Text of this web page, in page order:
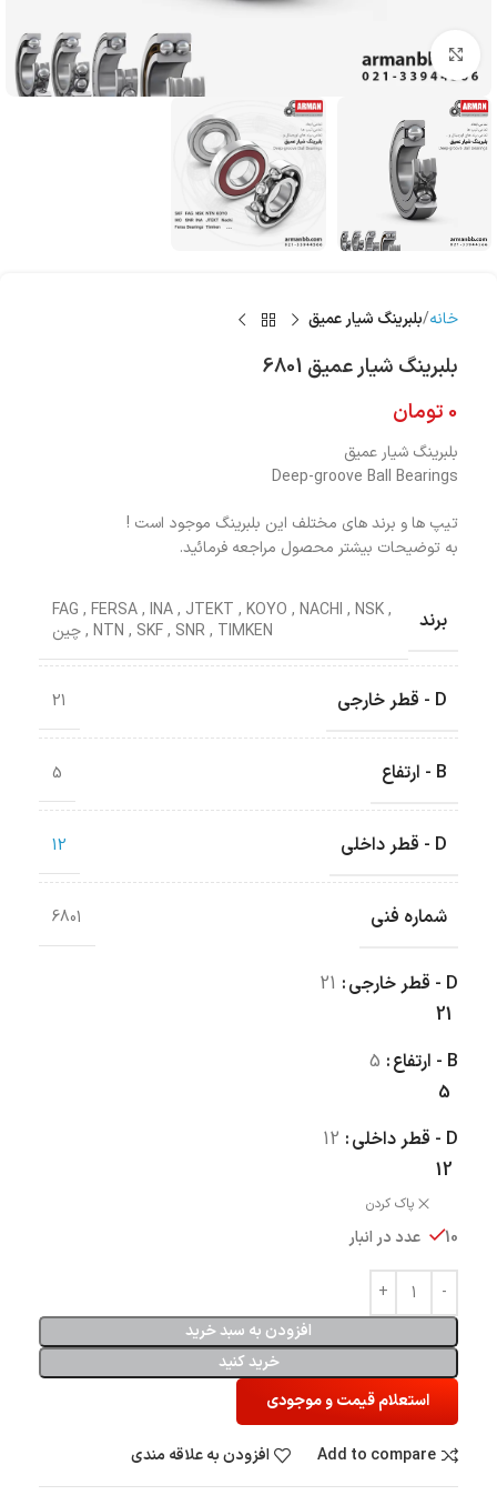
بزرگنمایی تصویر
خانه بلبرینگ شیار عمیق
بلبرینگ شیار عمیق 6801
0 تومان
بلبرینگ شیار عمیق
Deep-groove Ball Bearings
تیپ ها و برند های مختلف این بلبرینگ موجود است !
به توضیحات بیشتر محصول مراجعه فرمائید.
برند FAG , FERSA, INA, JTEKT , KOYO , NACHI , NSK,
NTN , SKF, SNR, TIMKEN
,چین
D - قطر خارجی 21
B - ارتفاع 5
D - قطر داخلی 12
شماره فنی 6801
D - قطر خارجی
21
21
B - ارتفاع
5
5
D - قطر داخلی
12
12
پاک کردن
10 عدد در انبار
افزودن به سبد خرید
خرید کنید
استعلام قیمت و موجودی
Add to compare افزودن به علاقه مندی